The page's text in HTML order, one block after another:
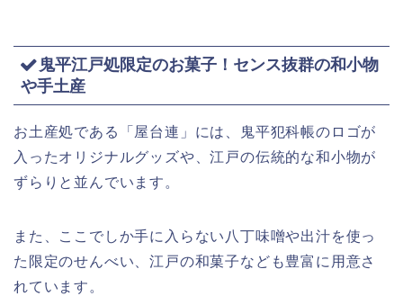
鬼平江戸処限定のお菓子！センス抜群の和小物
や手土産
お土産処である「屋台連」には、鬼平犯科帳のロゴが
入ったオリジナルグッズや、江戸の伝統的な和小物が
ずらりと並んでいます。
また、ここでしか手に入らない八丁味噌や出汁を使っ
た限定のせんべい、江戸の和菓子なども豊富に用意さ
れています。